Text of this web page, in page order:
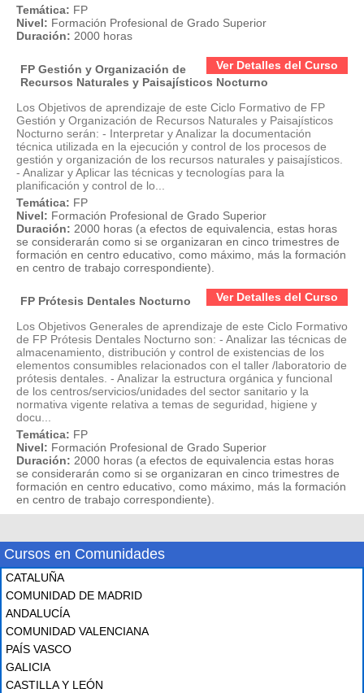
Temática: FP
Nivel: Formación Profesional de Grado Superior
Duración: 2000 horas
Ver Detalles del Curso
FP Gestión y Organización de
Recursos Naturales y Paisajísticos Nocturno
Los Objetivos de aprendizaje de este Ciclo Formativo de FP
Gestión y Organización de Recursos Naturales y Paisajísticos
Nocturno serán: - Interpretar y Analizar la documentación
técnica utilizada en la ejecución y control de los procesos de
gestión y organización de los recursos naturales y paisajísticos.
- Analizar y Aplicar las técnicas y tecnologías para la
planificación y control de lo...
Temática: FP
Nivel: Formación Profesional de Grado Superior
Duración: 2000 horas (a efectos de equivalencia, estas horas
se considerarán como si se organizaran en cinco trimestres de
formación en centro educativo, como máximo, más la formación
en centro de trabajo correspondiente).
Ver Detalles del Curso
FP Prótesis Dentales Nocturno
Los Objetivos Generales de aprendizaje de este Ciclo Formativo
de FP Prótesis Dentales Nocturno son: - Analizar las técnicas de
almacenamiento, distribución y control de existencias de los
elementos consumibles relacionados con el taller /laboratorio de
prótesis dentales. - Analizar la estructura orgánica y funcional
de los centros/servicios/unidades del sector sanitario y la
normativa vigente relativa a temas de seguridad, higiene y
docu...
Temática: FP
Nivel: Formación Profesional de Grado Superior
Duración: 2000 horas (a efectos de equivalencia estas horas
se considerarán como si se organizaran en cinco trimestres de
formación en centro educativo, como máximo, más la formación
en centro de trabajo correspondiente).
Cursos en Comunidades
CATALUÑA
COMUNIDAD DE MADRID
ANDALUCÍA
COMUNIDAD VALENCIANA
PAÍS VASCO
GALICIA
CASTILLA Y LEÓN